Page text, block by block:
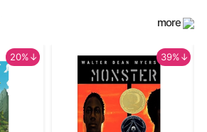
more
20%↓ 39%↓